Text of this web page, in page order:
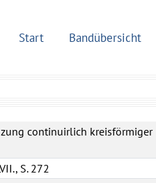
Start Bandübersicht
continuirlich kreisförmiger
S. 272